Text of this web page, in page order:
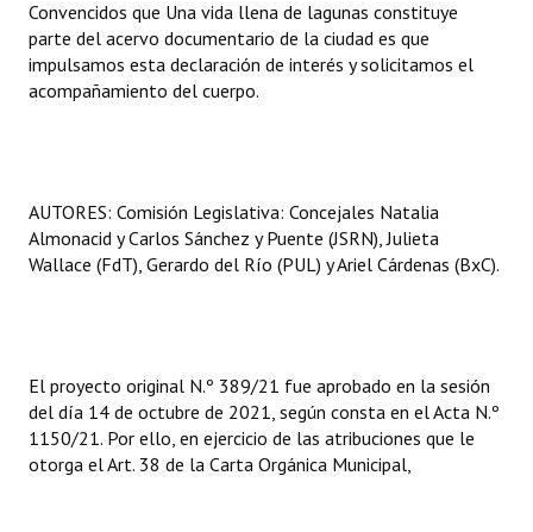
Convencidos que Una vida llena de lagunas constituye
parte del acervo documentario de la ciudad es que
impulsamos esta declaración de interés y solicitamos el
acompañamiento del cuerpo.
AUTORES: Comisión Legislativa: Concejales Natalia
Almonacid y Carlos Sánchez y Puente (JSRN), Julieta
Wallace (FdT), Gerardo del Río (PUL) y Ariel Cárdenas (BxC).
El proyecto original N.º 389/21 fue aprobado en la sesión
del día 14 de octubre de 2021, según consta en el Acta N.º
1150/21. Por ello, en ejercicio de las atribuciones que le
otorga el Art. 38 de la Carta Orgánica Municipal,